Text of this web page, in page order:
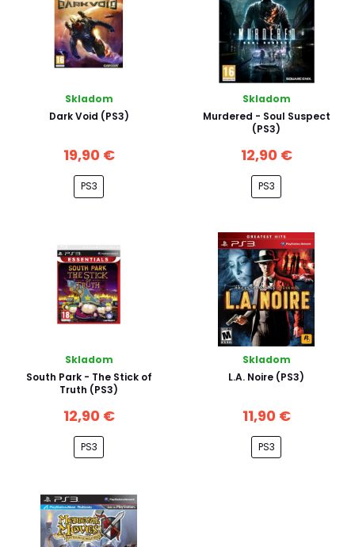
Skladom
Dark Void (PS3)
19,90 €
PS3
Skladom
Murdered - Soul Suspect
(PS3)
12,90 €
PS3
Skladom
South Park - The Stick of
Truth (PS3)
12,90 €
PS3
Skladom
L.A. Noire (PS3)
11,90 €
PS3